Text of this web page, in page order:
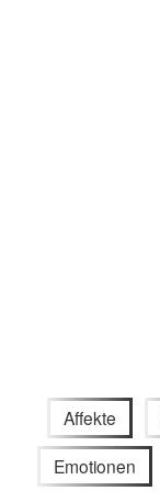
Affekte
Emotionen